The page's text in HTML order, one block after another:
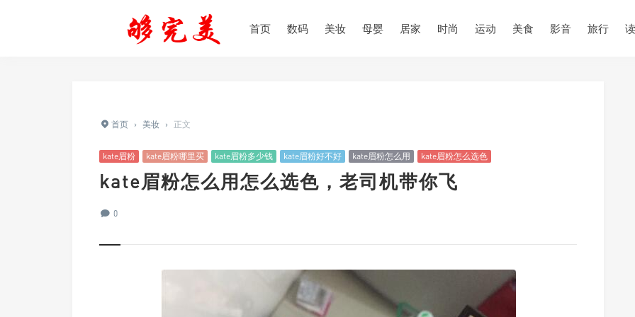
首页 数码 美妆 母婴 居家 时尚 运动 美食 影音 旅行
首页 › 美妆 › 正文
kate眉粉 kate眉粉哪里买 kate眉粉多少钱 kate眉粉好不好 kate眉粉怎么用 kate眉粉怎么选色
kate眉粉怎么用怎么选色，老司机带你飞
0